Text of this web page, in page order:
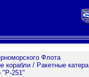
Флота
корабли / Ракетные катера
"Р-251"